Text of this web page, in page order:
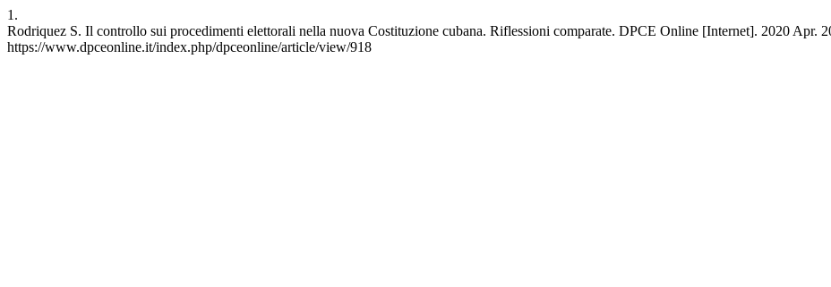
1.
Rodriquez S. Il controllo sui procedimenti elettorali nella nuova Costituzione cubana. Riflessioni comparate. DPCE Online [Internet]. 2020 Apr.
https://www.dpceonline.it/index.php/dpceonline/article/view/918